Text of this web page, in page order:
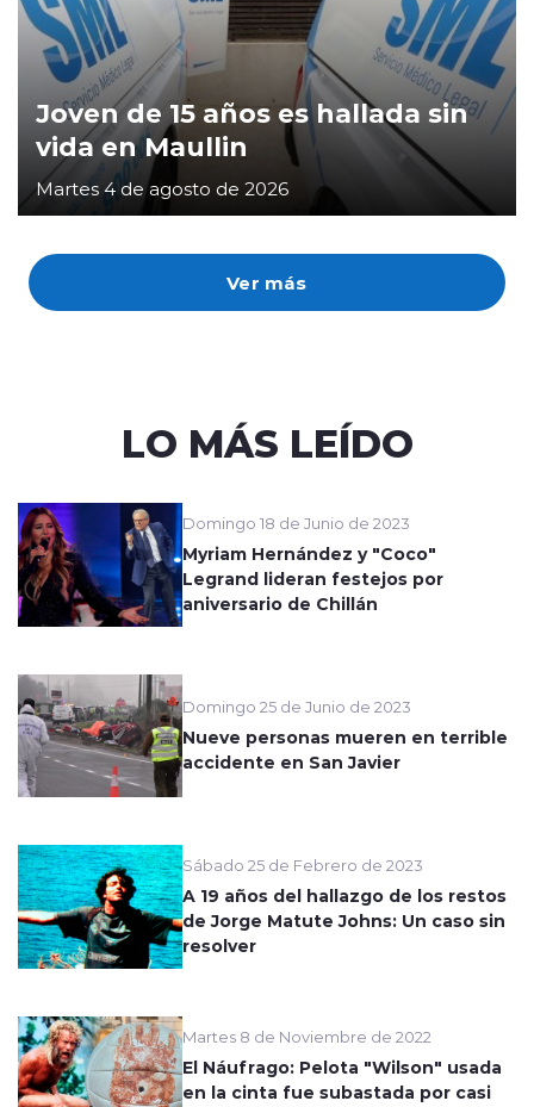
Ver más
Joven de 15 años es hallada sin
vida en Maullin
Martes 4 de agosto de 2026
LO MÁS LEÍDO
Domingo 18 de Junio de 2023
Myriam Hernández y "Coco"
Legrand lideran festejos por
aniversario de Chillán
Domingo 25 de Junio de 2023
Nueve personas mueren en terrible
accidente en San Javier
Sábado 25 de Febrero de 2023
A 19 años del hallazgo de los restos
de Jorge Matute Johns: Un caso sin
resolver
Martes 8 de Noviembre de 2022
El Náufrago: Pelota "Wilson" usada
en la cinta fue subastada por casi